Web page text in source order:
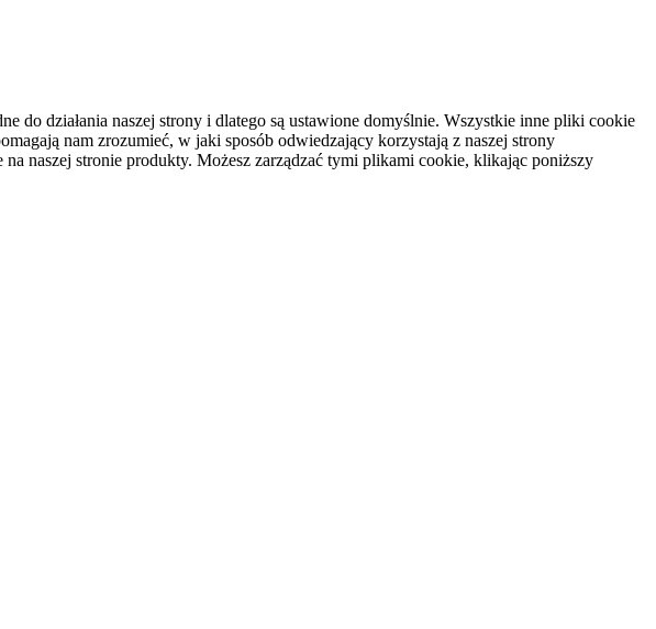
działania naszej strony i dlatego są ustawione domyślnie. Wszystkie inne pliki cookie
nam zrozumieć, w jaki sposób odwiedzający korzystają z naszej strony
naszej stronie produkty. Możesz zarządzać tymi plikami cookie, klikając poniższy